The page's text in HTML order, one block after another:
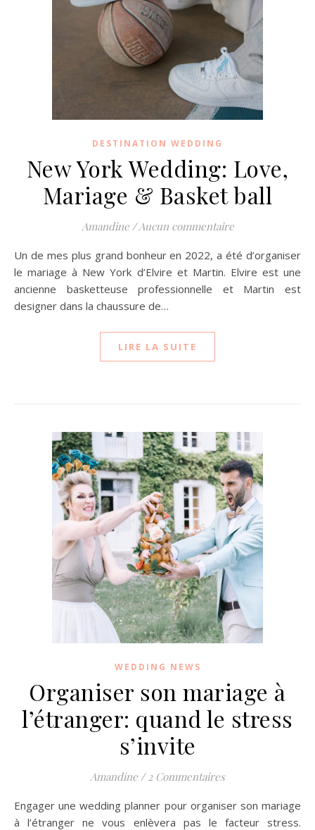
DESTINATION WEDDING
New York Wedding: Love,
Mariage & Basket ball
Amandine /Aucun commentaire
Un de mes plus grand bonheur en 2022, a été d’organiser
le mariage à New York d’Elvire et Martin. Elvire est une
ancienne basketteuse professionnelle et Martin est
designer dans la chaussure de…
LIRE LA SUITE
WEDDING NEWS
Organiser son mariage à
l’étranger: quand le stress
s’invite
Amandine / 2 Commentaires
Engager une wedding planner pour organiser son mariage
à l’étranger ne vous enlèvera pas le facteur stress.